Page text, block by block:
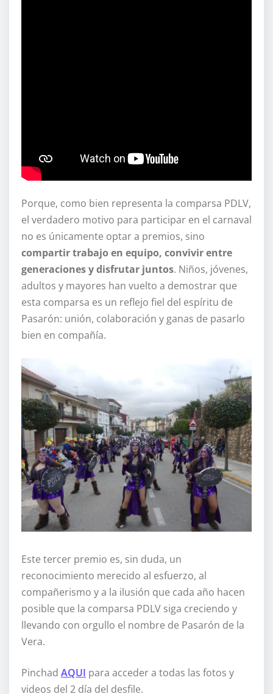
Porque, como bien representa la comparsa PDLV,
el verdadero motivo para participar en el carnaval
no es únicamente optar a premios, sino
compartir trabajo en equipo, convivir entre
generaciones y disfrutar juntos. Niños, jóvenes,
adultos y mayores han vuelto a demostrar que
esta comparsa es un reflejo fiel del espíritu de
Pasarón: unión, colaboración y ganas de pasarlo
bien en compañía.
Este tercer premio es, sin duda, un
reconocimiento merecido al esfuerzo, al
compañerismo y a la ilusión que cada año hacen
posible que la comparsa PDLV siga creciendo y
llevando con orgullo el nombre de Pasarón de la
Vera.
Pinchad AQUI para acceder a todas las fotos y
videos del 2 día del desfile.